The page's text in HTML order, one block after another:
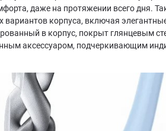
даже на протяжении всего дня.
корпуса, включая
в корпус, покрыт глянцевым
аксессуаром, подчеркивающим